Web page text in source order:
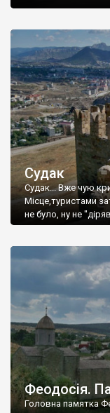
Судак
Судак... Вже чую
Місце,туристами
не було, ну не
Феодосія.
Головна памятка